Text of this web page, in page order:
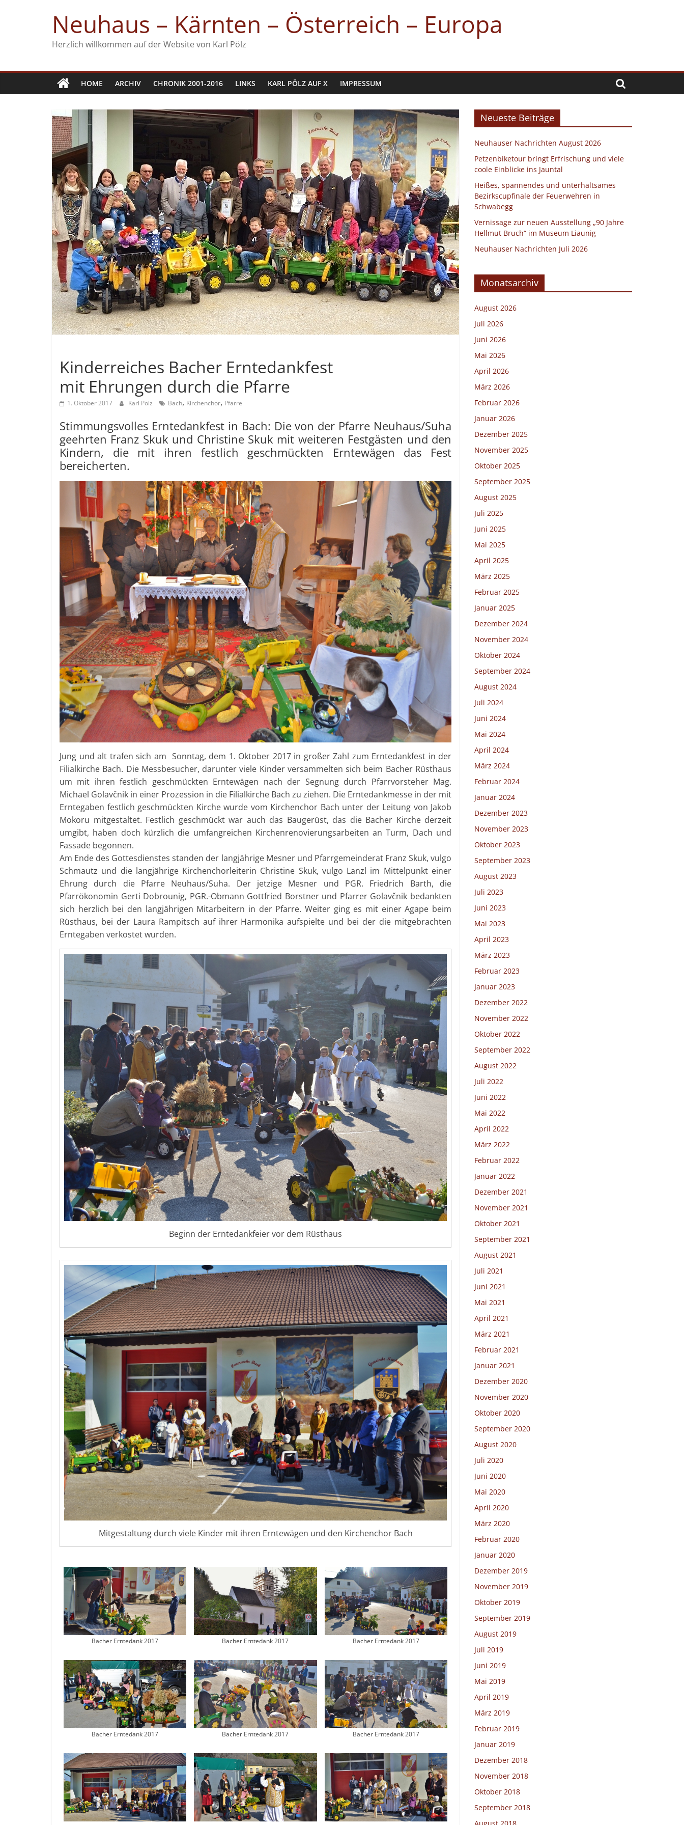
Neuhaus – Kärnten – Österreich – Europa
Herzlich willkommen auf der Website von Karl Pölz
HOME ARCHIV CHRONIK 2001-2016 LINKS KARL PÖLZ AUF X IMPRESSUM
Kinderreiches Bacher Erntedankfest
mit Ehrungen durch die Pfarre
1. Oktober 2017 Karl Pölz Bach, Kirchenchor, Pfarre
Stimmungsvolles Erntedankfest in Bach: Die von der Pfarre Neuhaus/Suha
geehrten Franz Skuk und Christine Skuk mit weiteren Festgästen und den
Kindern, die mit ihren festlich geschmückten Erntewägen das Fest
bereicherten.
Jung und alt trafen sich am Sonntag, dem 1. Oktober 2017 in großer Zahl zum Erntedankfest in der
Filialkirche Bach. Die Messbesucher, darunter viele Kinder versammelten sich beim Bacher Rüsthaus
um mit ihren festlich geschmückten Erntewägen nach der Segnung durch Pfarrvorsteher Mag.
Michael Golavčnik in einer Prozession in die Filialkirche Bach zu ziehen. Die Erntedankmesse in der mit
Erntegaben festlich geschmückten Kirche wurde vom Kirchenchor Bach unter der Leitung von Jakob
Mokoru mitgestaltet. Festlich geschmückt war auch das Baugerüst, das die Bacher Kirche derzeit
umgibt, haben doch kürzlich die umfangreichen Kirchenrenovierungsarbeiten an Turm, Dach und
Fassade begonnen.
Am Ende des Gottesdienstes standen der langjährige Mesner und Pfarrgemeinderat Franz Skuk, vulgo
Schmautz und die langjährige Kirchenchorleiterin Christine Skuk, vulgo Lanzl im Mittelpunkt einer
Ehrung durch die Pfarre Neuhaus/Suha. Der jetzige Mesner und PGR. Friedrich Barth, die
Pfarrökonomin Gerti Dobrounig, PGR.-Obmann Gottfried Borstner und Pfarrer Golavčnik bedankten
sich herzlich bei den langjährigen Mitarbeitern in der Pfarre. Weiter ging es mit einer Agape beim
Rüsthaus, bei der Laura Rampitsch auf ihrer Harmonika aufspielte und bei der die mitgebrachten
Erntegaben verkostet wurden.
Beginn der Erntedankfeier vor dem Rüsthaus
Mitgestaltung durch viele Kinder mit ihren Erntewägen und den Kirchenchor Bach
Bacher Erntedank 2017 Bacher Erntedank 2017 Bacher Erntedank 2017
Bacher Erntedank 2017 Bacher Erntedank 2017 Bacher Erntedank 2017
Neueste Beiträge
Neuhauser Nachrichten August 2026
Petzenbiketour bringt Erfrischung und viele
coole Einblicke ins Jauntal
Heißes, spannendes und unterhaltsames
Bezirkscupfinale der Feuerwehren in
Schwabegg
Vernissage zur neuen Ausstellung „90 Jahre
Hellmut Bruch“ im Museum Liaunig
Neuhauser Nachrichten Juli 2026
Monatsarchiv
August 2026
Juli 2026
Juni 2026
Mai 2026
April 2026
März 2026
Februar 2026
Januar 2026
Dezember 2025
November 2025
Oktober 2025
September 2025
August 2025
Juli 2025
Juni 2025
Mai 2025
April 2025
März 2025
Februar 2025
Januar 2025
Dezember 2024
November 2024
Oktober 2024
September 2024
August 2024
Juli 2024
Juni 2024
Mai 2024
April 2024
März 2024
Februar 2024
Januar 2024
Dezember 2023
November 2023
Oktober 2023
September 2023
August 2023
Juli 2023
Juni 2023
Mai 2023
April 2023
März 2023
Februar 2023
Januar 2023
Dezember 2022
November 2022
Oktober 2022
September 2022
August 2022
Juli 2022
Juni 2022
Mai 2022
April 2022
März 2022
Februar 2022
Januar 2022
Dezember 2021
November 2021
Oktober 2021
September 2021
August 2021
Juli 2021
Juni 2021
Mai 2021
April 2021
März 2021
Februar 2021
Januar 2021
Dezember 2020
November 2020
Oktober 2020
September 2020
August 2020
Juli 2020
Juni 2020
Mai 2020
April 2020
März 2020
Februar 2020
Januar 2020
Dezember 2019
November 2019
Oktober 2019
September 2019
August 2019
Juli 2019
Juni 2019
Mai 2019
April 2019
März 2019
Februar 2019
Januar 2019
Dezember 2018
November 2018
Oktober 2018
September 2018